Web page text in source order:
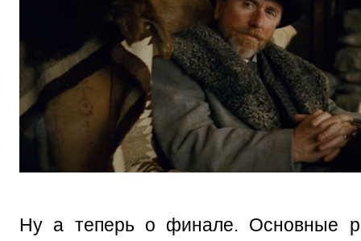
Ну а теперь о финале. Основные